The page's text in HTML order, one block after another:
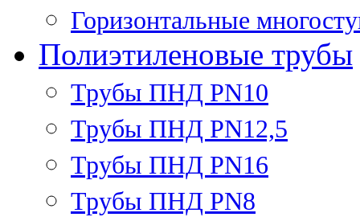
Горизонтальные
Полиэтиленовые трубы
Трубы ПНД PN10
Трубы ПНД PN12,5
Трубы ПНД PN16
Трубы ПНД PN8